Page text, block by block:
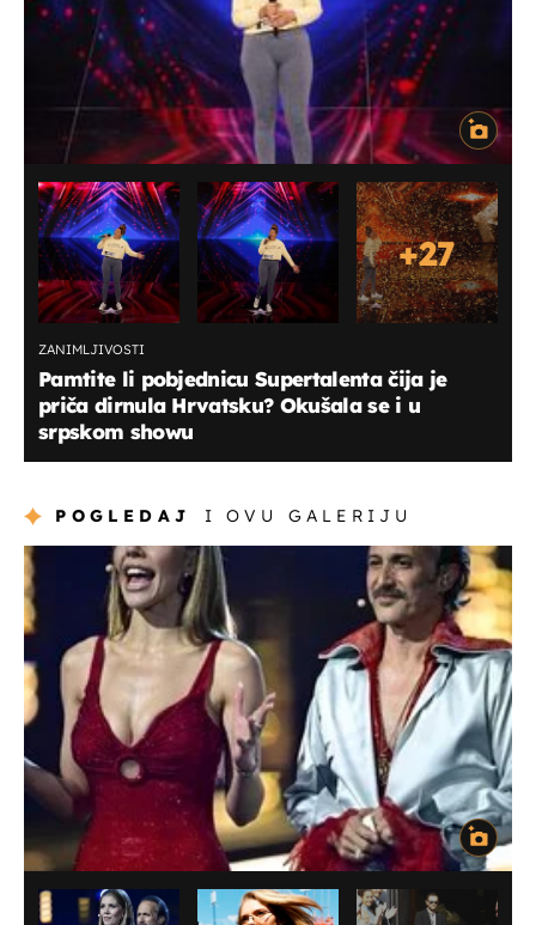
+27
ZANIMLJIVOSTI
Pamtite li pobjednicu Supertalenta čija je
priča dirnula Hrvatsku? Okušala se i u
srpskom showu
POGLEDAJ I OVU GALERIJU